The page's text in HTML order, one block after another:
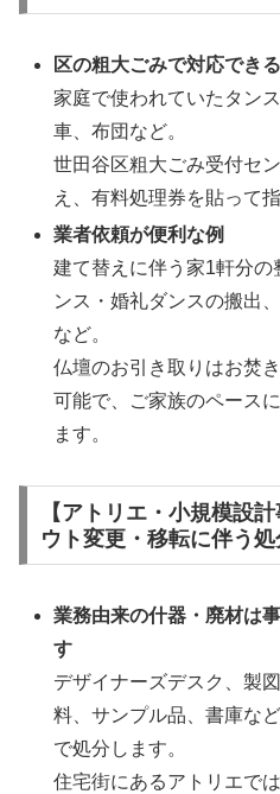
区の粗大ごみで対応でき
家庭で使われていたタン
車、布団など。
世田谷区粗大ごみ受付セ
え、有料処理券を貼って
業者依頼が便利な例
建て替えに伴う家1軒分
ンス・婚礼ダンスの搬出
など。
仏壇のお引き取りはお焚
可能で、ご家族のペース
ます。
【アトリエ・小規模設
ウト変更・移転に伴う処
業務由来の什器・廃材は
す
デザイナーズデスク、製
料、サンプル品、書庫な
で処分します。
住宅街にあるアトリエで